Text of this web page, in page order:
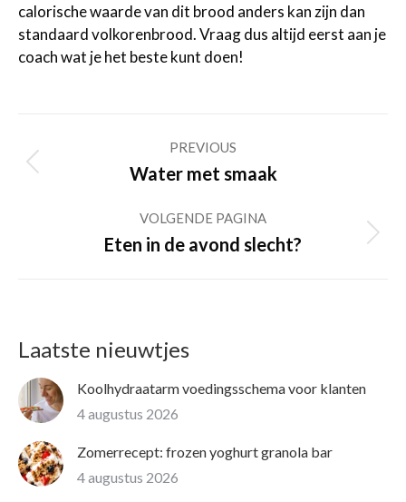
calorische waarde van dit brood anders kan zijn dan
standaard volkorenbrood. Vraag dus altijd eerst aan je
coach wat je het beste kunt doen!
navigation
PREVIOUS
Previous
Water met smaak
VOLGENDE PAGINA
Volgende
Eten in de avond slecht?
Laatste nieuwtjes
Koolhydraatarm voedingsschema voor klanten
4 augustus 2026
Zomerrecept: frozen yoghurt granola bar
4 augustus 2026